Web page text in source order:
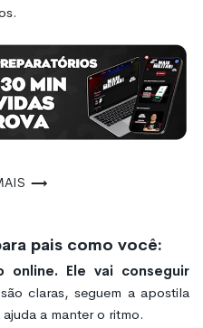
pais como você:
online. Ele vai conseguir
claras, seguem a apostila
a manter o ritmo.